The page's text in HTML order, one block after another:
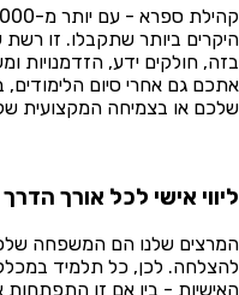
ביותר שתקבלו. זו רשת
חולקים ידע, הזדמנויות
גם אחרי סיום
או בצמיחה המקצועית של
אישי לכל אורך הדרך
שלנו הם המשפחה שלכם.
לכן, כל תלמיד
- בין אם זו התפתחות